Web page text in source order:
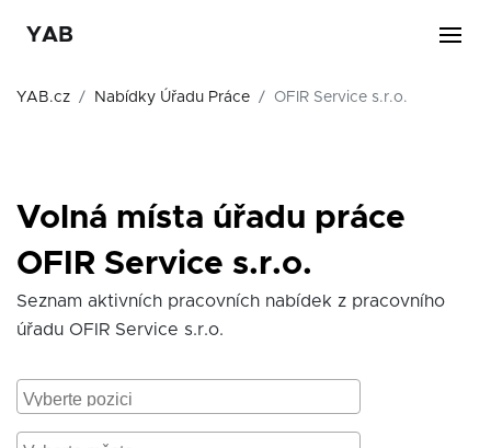
YAB
YAB.cz Nabídky Úřadu Práce OFIR Service s.r.o.
Volná místa úřadu práce
OFIR Service s.r.o.
Seznam aktivních pracovních nabídek z pracovního
úřadu OFIR Service s.r.o.